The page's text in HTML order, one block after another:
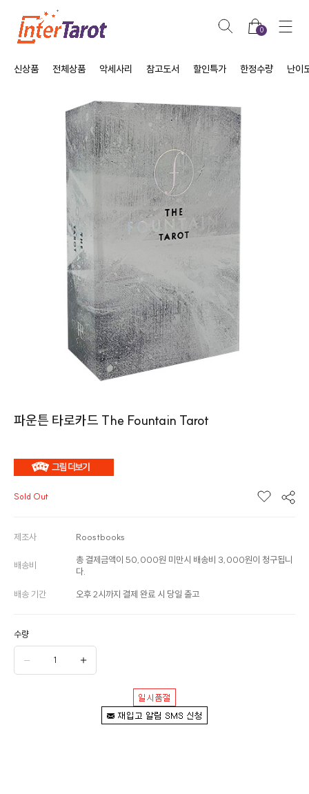
0
신상품 전체상품 악세사리 참고도서 할인특가 한정수량 난이
파운튼 타로카드 The Fountain Tarot
Sold Out
제조사 Roostbooks
배송비
총 결제금액이 50,000원 미만시 배송비 3,000원이 청구됩니
다.
배송 기간 오후 2시까지 결제 완료 시 당일 출고
수량